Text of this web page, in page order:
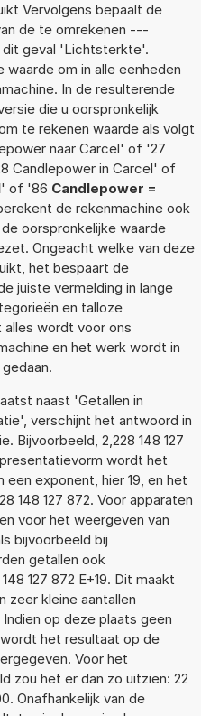
Vervolgens bepaalt de
de te omrekenen ---
dit geval 'Lichtsterkte'.
om in alle eenheden
In de resulterende
die u oorspronkelijk
te rekenen waarde als volgt
naar Carcel' of '27
Candlepower in Carcel' of
' of '86 Candlepower =
de rekenmachine ook
oorspronkelijke waarde
Ongeacht welke van deze
het bespaart de
juiste vermelding in lange
en talloze
wordt voor ons
en het werk wordt in
naast 'Getallen in
verschijnt het antwoord in
Bijvoorbeeld, 2,228 148 127
wordt het
exponent, hier 19, en het
148 127 872. Voor apparaten
voor het weergeven van
bijvoorbeeld bij
getallen ook
127 872 E+19. Dit maakt
zeer kleine aantallen
op deze plaats geen
het resultaat op de
Voor het
zou het er dan zo uitzien: 22
Onafhankelijk van de